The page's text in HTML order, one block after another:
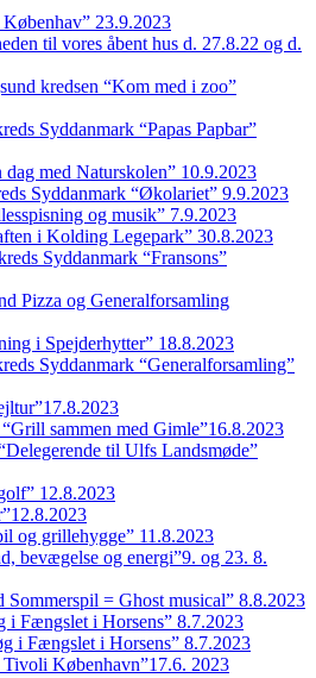
23.9.2023
til vores åbent hus d. 27.8.22 og d.
kredsen “Kom med i zoo”
Syddanmark “Papas Papbar”
dag med Naturskolen” 10.9.2023
Syddanmark “Økolariet” 9.9.2023
og musik” 7.9.2023
i Kolding Legepark” 30.8.2023
Syddanmark “Fransons”
Pizza og Generalforsamling
i Spejderhytter” 18.8.2023
Syddanmark “Generalforsamling”
sammen med Gimle”16.8.2023
til Ulfs Landsmøde”
12.8.2023
og grillehygge” 11.8.2023
bevægelse og energi”9. og 23. 8.
Sommerspil = Ghost musical” 8.8.2023
i Fængslet i Horsens” 8.7.2023
i Fængslet i Horsens” 8.7.2023
København”17.6. 2023